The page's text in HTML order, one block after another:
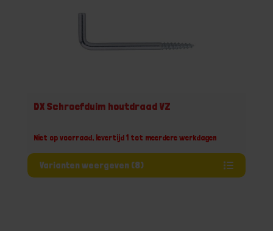
DX Schroefduim houtdraad VZ
Niet op voorraad, levertijd 1 tot meerdere werkdagen
Varianten weergeven (8)